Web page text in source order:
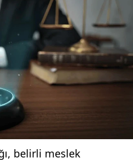
belirli meslek